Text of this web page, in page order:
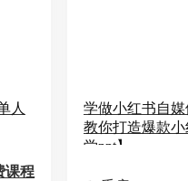
人
课程
学做小红书自
教你打造爆款
学ppt】